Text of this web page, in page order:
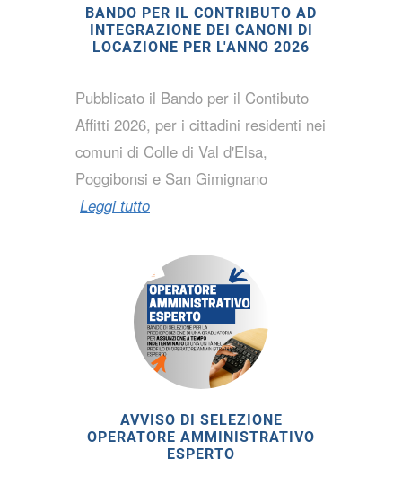
BANDO PER IL CONTRIBUTO AD
INTEGRAZIONE DEI CANONI DI
LOCAZIONE PER L'ANNO 2026
Pubblicato il Bando per il Contibuto
Affitti 2026, per i cittadini residenti nei
comuni di Colle di Val d'Elsa,
Poggibonsi e San Gimignano
Leggi tutto
AVVISO DI SELEZIONE
OPERATORE AMMINISTRATIVO
ESPERTO